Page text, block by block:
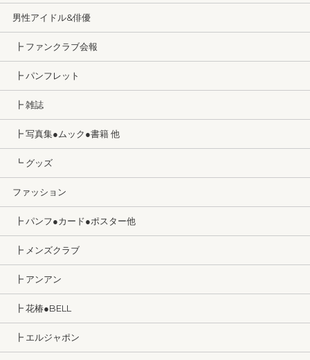
男性アイドル&俳優
┣ ファンクラブ会報
┣ パンフレット
┣ 雑誌
┣ 写真集●ムック●書籍 他
┗ グッズ
ファッション
┣ パンフ●カード●ポスター他
┣ メンズクラブ
┣ アンアン
┣ 花椿●BELL
┣ エルジャポン